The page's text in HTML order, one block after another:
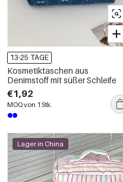
13-25 TAGE
Kosmetiktaschen aus
Denimstoff mit süßer Schleife
€1,92
MOQ von 1 Stk.
Lager in China